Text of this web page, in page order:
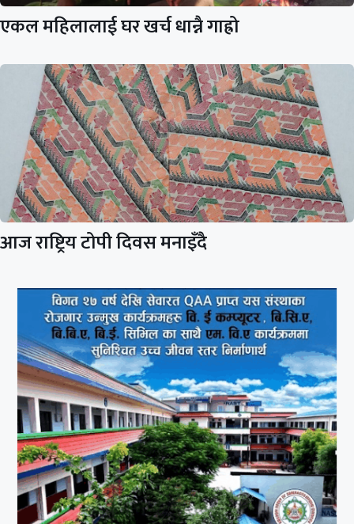
एकल महिलालाई घर खर्च धान्नै गाह्रो
आज राष्ट्रिय टोपी दिवस मनाइँदै